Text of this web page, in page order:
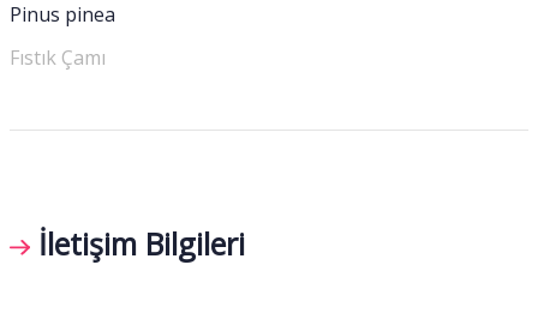
Pinus pinea
Fıstık Çamı
İletişim Bilgileri